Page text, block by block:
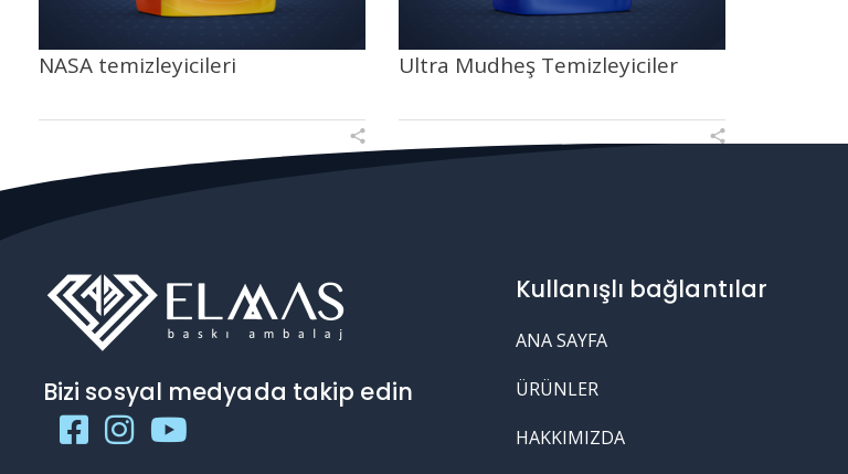
NASA temizleyicileri Ultra Mudheş Temizleyiciler
Bizi sosyal medyada takip edin
Kullanışlı bağlantılar
ANA SAYFA
ÜRÜNLER
HAKKIMIZDA